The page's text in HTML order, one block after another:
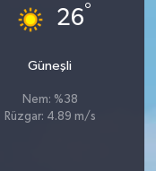
26°
Güneşli
Nem: %38
Rüzgar: 4.89 m/s